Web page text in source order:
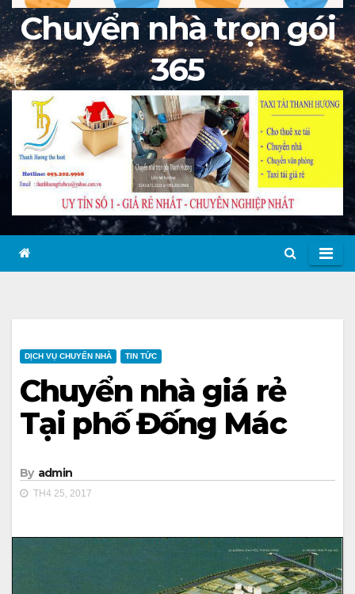
Chuyển nhà trọn gói
365
DỊCH VỤ CHUYỂN NHÀ TIN TỨC
Chuyển nhà giá rẻ
Tại phố Đống Mác
By admin
TH4 25, 2017